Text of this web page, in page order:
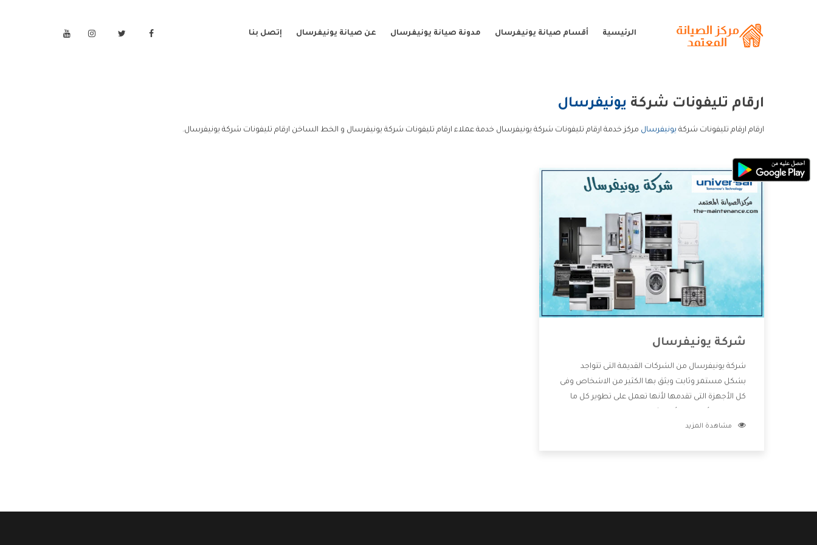
الرئيسية أقسام صيانة يونيفرسال مدونة صيانة يونيفرسال عن صيانة يونيفرسال إتصل بنا
ارقام تليفونات شركة يونيفرسال
ارقام ارقام تليفونات شركة يونيفرسال مركز خدمة ارقام تليفونات شركة يونيفرسال خدمة عملاء ارقام تليفونات شركة يونيفرسال و الخط الساخن ارقام تليفونات شركة يونيفرسال.
شركة يونيفرسال
شركة يونيفرسال من الشركات القديمة التى تتواجد
بشكل مستمر وثابت ويثق بها الكثير من الاشخاص وفى
كل الأجهزة التى تقدمها لأنها تعمل على تطوير كل ما
أفضل خدمات ما بعد البيع مع المنتجات وتقدم للعملاء
مشاهدة المزيد